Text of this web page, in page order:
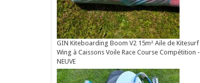
GIN Kiteboarding Boom V2 15m² Aile de Kitesurf
Wing à Caissons Voile Race Course Compétition -
NEUVE